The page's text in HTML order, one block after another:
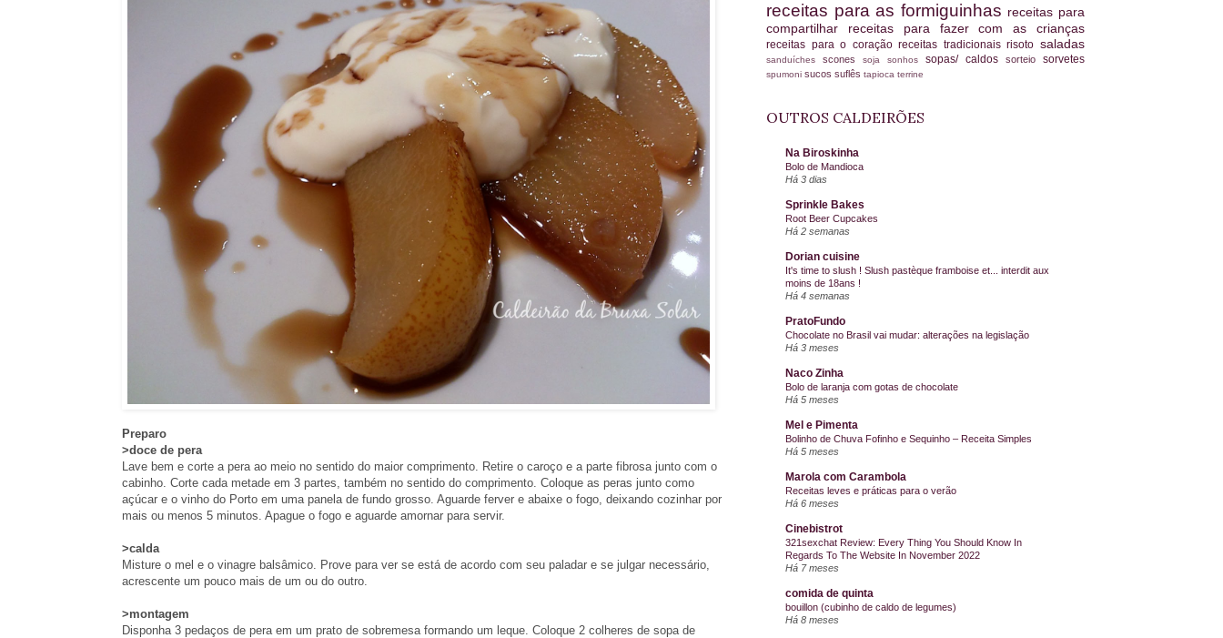
Preparo
>doce de pera
Lave bem e corte a pera ao meio no sentido do maior comprimento. Retire o caroço e a parte fibrosa junto com o
cabinho. Corte cada metade em 3 partes, também no sentido do comprimento. Coloque as peras junto como
açúcar e o vinho do Porto em uma panela de fundo grosso. Aguarde ferver e abaixe o fogo, deixando cozinhar por
mais ou menos 5 minutos. Apague o fogo e aguarde amornar para servir.
>calda
Misture o mel e o vinagre balsâmico. Prove para ver se está de acordo com seu paladar e se julgar necessário,
acrescente um pouco mais de um ou do outro.
>montagem
Disponha 3 pedaços de pera em um prato de sobremesa formando um leque. Coloque 2 colheres de sopa de
receitas para as formiguinhas receitas para
compartilhar receitas para fazer com as crianças
receitas para o coraçãoreceitas tradicionaisrisotosaladas
sanduíches scones soja sonhos sopas/ caldos sorteio sorvetes
spumoni sucos suflês tapioca terrine
OUTROS CALDEIRÕES
Na Biroskinha
Bolo de Mandioca
Há 3 dias
Sprinkle Bakes
Root Beer Cupcakes
Há 2 semanas
Dorian cuisine
It's time to slush ! Slush pastèque framboise et... interdit aux
moins de 18ans !
Há 4 semanas
PratoFundo
Chocolate no Brasil vai mudar: alterações na legislação
Há 3 meses
Naco Zinha
Bolo de laranja com gotas de chocolate
Há 5 meses
Mel e Pimenta
Bolinho de Chuva Fofinho e Sequinho – Receita Simples
Há 5 meses
Marola com Carambola
Receitas leves e práticas para o verão
Há 6 meses
Cinebistrot
321sexchat Review: Every Thing You Should Know In
Regards To The Website In November 2022
Há 7 meses
comida de quinta
bouillon (cubinho de caldo de legumes)
Há 8 meses